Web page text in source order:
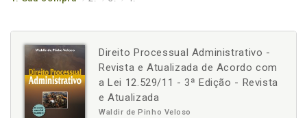
Direito Processual Administrativo -
Revista e Atualizada de Acordo com
a Lei 12.529/11 - 3ª Edição - Revista
e Atualizada
Waldir de Pinho Veloso